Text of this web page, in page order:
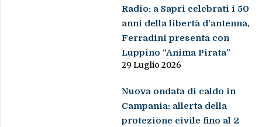
Radio: a Sapri celebrati i 50
anni della libertà d’antenna,
Ferradini presenta con
Luppino “Anima Pirata”
29 Luglio 2026
Nuova ondata di caldo in
Campania: allerta della
protezione civile fino al 2